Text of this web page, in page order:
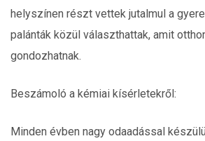
helyszínen részt vettek jutalmul a
palánták közül választhattak, amit
gondozhatnak.
Beszámoló a kémiai kísérletekről:
Minden évben nagy odaadással